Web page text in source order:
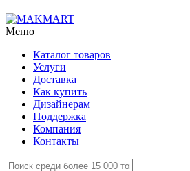
Меню
Каталог товаров
Услуги
Доставка
Как купить
Дизайнерам
Поддержка
Компания
Контакты